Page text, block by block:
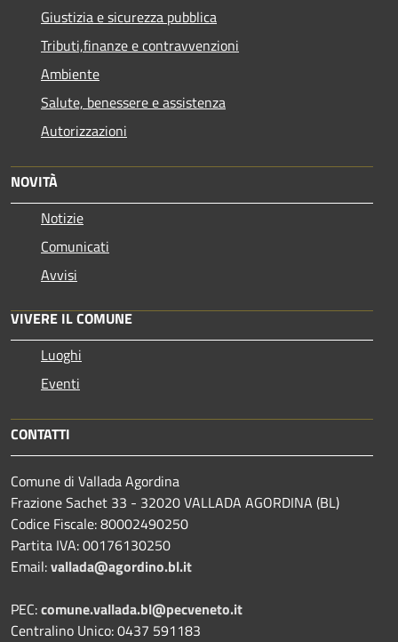
Giustizia e sicurezza pubblica
Tributi,finanze e contravvenzioni
Ambiente
Salute, benessere e assistenza
Autorizzazioni
NOVITÀ
Notizie
Comunicati
Avvisi
VIVERE IL COMUNE
Luoghi
Eventi
CONTATTI
Comune di Vallada Agordina
Frazione Sachet 33 - 32020 VALLADA AGORDINA (BL)
Codice Fiscale: 80002490250
Partita IVA: 00176130250
Email:vallada@agordino.bl.it
PEC:comune.vallada.bl@pecveneto.it
Centralino Unico: 0437 591183